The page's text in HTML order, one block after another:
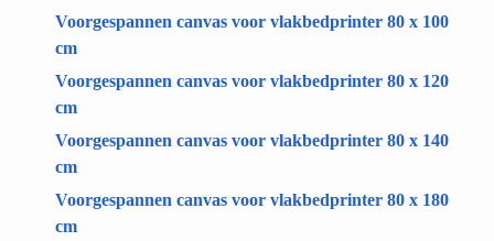
Voorgespannen canvas voor vlakbedprinter 80 x 100
cm
Voorgespannen canvas voor vlakbedprinter 80 x 120
cm
Voorgespannen canvas voor vlakbedprinter 80 x 140
cm
Voorgespannen canvas voor vlakbedprinter 80 x 180
cm